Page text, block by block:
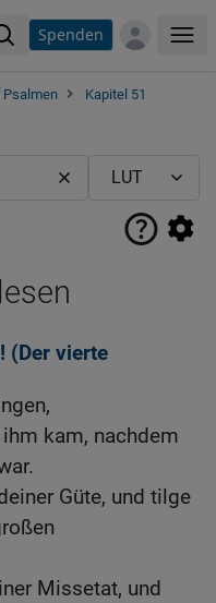
Spenden
Psalmen
Kapitel 51
(Der vierte
kam, nachdem
Güte, und tilge
Missetat, und